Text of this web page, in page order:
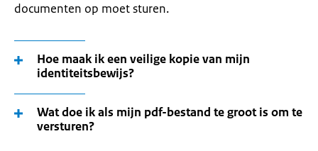
documenten op moet sturen.
Hoe maak ik een veilige kopie van mijn
identiteitsbewijs?
Wat doe ik als mijn pdf-bestand te groot is om te
versturen?